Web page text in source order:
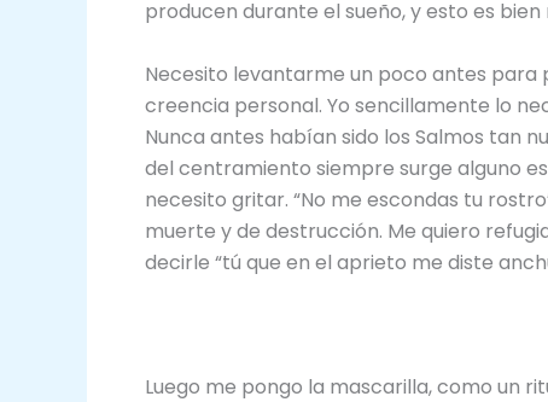
producen durante el sueño, y esto es
Necesito levantarme un poco antes para
creencia personal. Yo sencillamente lo
Nunca antes habían sido los Salmos tan
del centramiento siempre surge alguno
necesito gritar. “No me escondas tu
muerte y de destrucción. Me quiero
decirle “tú que en el aprieto me diste
Luego me pongo la mascarilla, como un